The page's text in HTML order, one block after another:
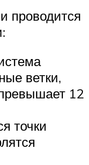
проводится
ветки,
12
точки